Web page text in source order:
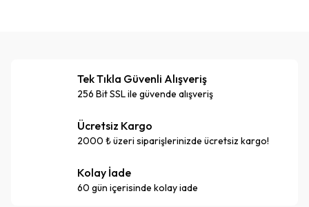
Tek Tıkla Güvenli Alışveriş
256 Bit SSL ile güvende alışveriş
Ücretsiz Kargo
2000 ₺ üzeri siparişlerinizde ücretsiz kargo!
Kolay İade
60 gün içerisinde kolay iade